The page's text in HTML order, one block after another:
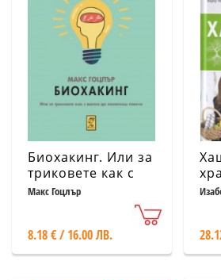
Биохакинг. Или за
триковете как с
малко да
Макс Гоцлър
8.18 € / 16.00 ЛВ.